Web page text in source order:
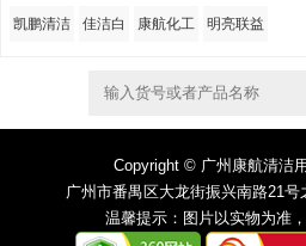
凯鹏清洁 佳洁白 康航化工 明亮联益
Copyright © 广州康航清洁
广州市番禺区大龙街振兴南路21
温馨提示：图片以实物为准